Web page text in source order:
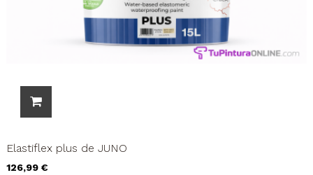
Elastiflex plus de JUNO
Precio
126,99 €